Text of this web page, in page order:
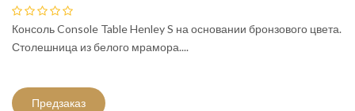
Консоль Console Table Henley S на основании бронзового цвета.
Столешница из белого мрамора....
Предзаказ